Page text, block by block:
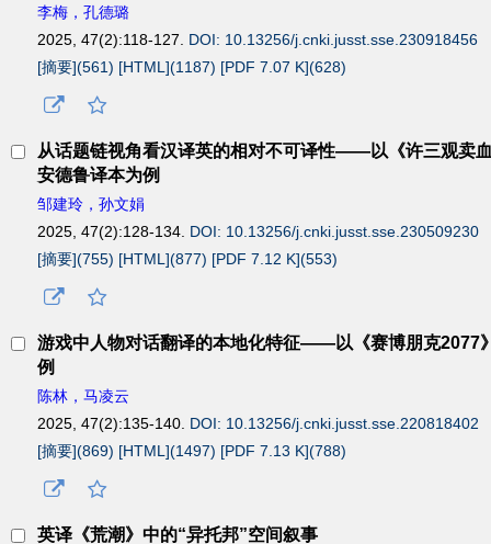
李梅，孔德璐
2025, 47(2):118-127. DOI: 10.13256/j.cnki.jusst.sse.230918456
[摘要](561) [HTML](1187) [PDF 7.07 K](628)
从话题链视角看汉译英的相对不可译性——以《许三观卖
安德鲁译本为例
邹建玲，孙文娟
2025, 47(2):128-134. DOI: 10.13256/j.cnki.jusst.sse.230509230
[摘要](755) [HTML](877) [PDF 7.12 K](553)
游戏中人物对话翻译的本地化特征——以《赛博朋克2077
例
陈林，马凌云
2025, 47(2):135-140. DOI: 10.13256/j.cnki.jusst.sse.220818402
[摘要](869) [HTML](1497) [PDF 7.13 K](788)
英译《荒潮》中的“异托邦”空间叙事